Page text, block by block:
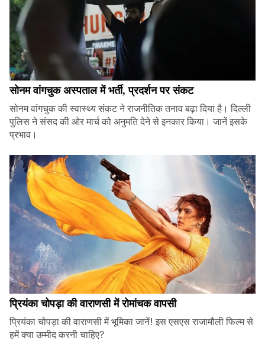
सोनम वांगचुक अस्पताल में भर्ती, प्रदर्शन पर संकट
सोनम वांगचुक की स्वास्थ्य संकट ने राजनीतिक तनाव बढ़ा दिया है। दिल्ली
पुलिस ने संसद की ओर मार्च को अनुमति देने से इनकार किया। जानें इसके
प्रभाव।
प्रियंका चोपड़ा की वाराणसी में रोमांचक वापसी
प्रियंका चोपड़ा की वाराणसी में भूमिका जानें! इस एसएस राजामौली फिल्म से
हमें क्या उम्मीद करनी चाहिए?